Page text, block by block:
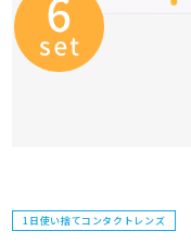
1日使い捨てコンタクトレンズ